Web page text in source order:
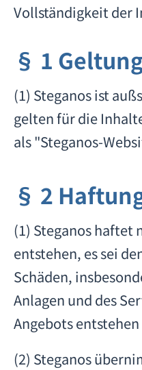
Vollständigkeit der
§ 1
(1) Steganos ist
gelten für die
als "Steganos-
§ 2
(1) Steganos haftet
entstehen, es sei
Schäden,
Anlagen und des
Angebots
(2) Steganos